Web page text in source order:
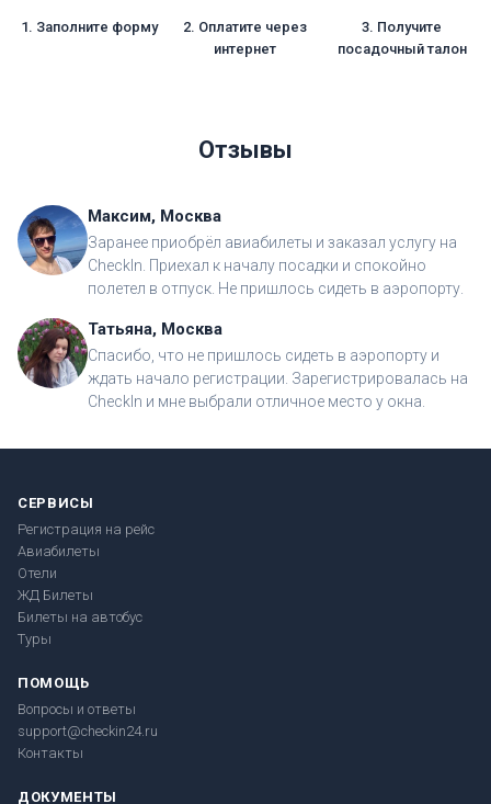
1. Заполните форму
2. Оплатите через
интернет
3. Получите
посадочный талон
Отзывы
Максим, Москва
Заранее приобрёл авиабилеты и заказал услугу на
CheckIn. Приехал к началу посадки и спокойно
полетел в отпуск. Не пришлось сидеть в аэропорту.
Татьяна, Москва
Спасибо, что не пришлось сидеть в аэропорту и
ждать начало регистрации. Зарегистрировалась на
CheckIn и мне выбрали отличное место у окна.
СЕРВИСЫ
Регистрация на рейс
Авиабилеты
Отели
ЖД Билеты
Билеты на автобус
Туры
ПОМОЩЬ
Вопросы и ответы
support@checkin24.ru
Контакты
ДОКУМЕНТЫ